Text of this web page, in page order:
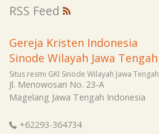
RSS Feed
Gereja Kristen Indonesia
Sinode Wilayah Jawa Tengah
Situs resmi GKI Sinode Wilayah Jawa Tengah
Jl. Menowosari No. 23-A
Magelang Jawa Tengah Indonesia
+62293-364734